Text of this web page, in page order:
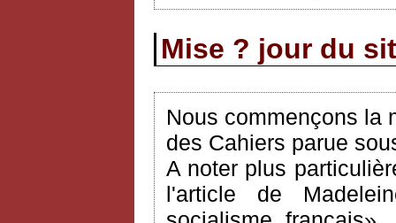
Mise ? jour du
Nous commençons la
des Cahiers parue
A noter plus
l'article de